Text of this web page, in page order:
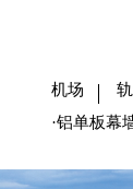
机场
·铝单板幕